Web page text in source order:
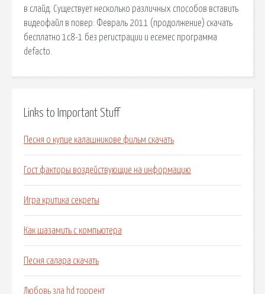
в слайд. Существует несколько различных способов вставить
видеофайл в повер. Февраль 2011 (продолжение) скачать
бесплатно 1с8-1 без регистрации и есемес программа
defacto.
Links to Important Stuff
Песня о купце калашникове фильм скачать
Гост факторы воздействующие на информацию
Игра критика секреты
Как шазамить с компьютера
Песня салара скачать
Любовь зла hd торрент